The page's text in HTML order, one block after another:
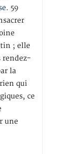
59
; elle
rendez-
la
qui
ce
une